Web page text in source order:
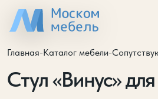
Главная-Каталог мебели-
Стул «Винус»